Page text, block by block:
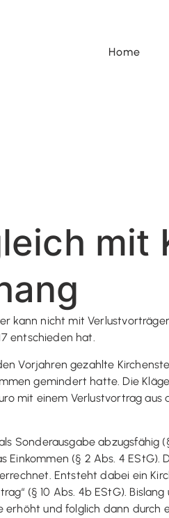
Home
mit
kann nicht mit
entschieden hat.
Vorjahren gezahlte
gemindert hatte. Die
mit einem Verlustvortrag
Sonderausgabe abzugsfähig
(§ 2 Abs. 4
Entsteht dabei ein
(§ 10 Abs. 4b EStG).
und folglich dann durch